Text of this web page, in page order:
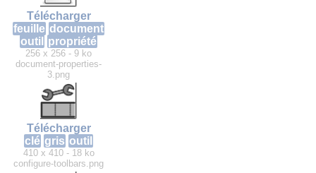
Télécharger
feuille document
outil
propriété
256 x 256 - 9 ko
document-properties-
3.png
Télécharger
clé gris outil
410 x 410 - 18 ko
configure-toolbars.png